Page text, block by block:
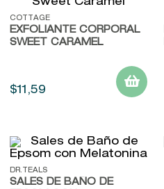
COTTAGE
EXFOLIANTE CORPORAL
SWEET CARAMEL
$11 ,59
DR.TEALS
SALES DE BAÑO DE